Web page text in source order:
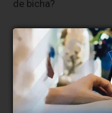
de bicha?
Fraquejei, nobre
daquele canalha. Às
Rosnei machismos,
selvagem caçada
terrinha dos anos
esperando lá na